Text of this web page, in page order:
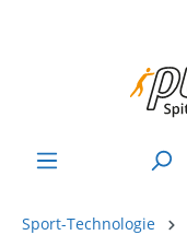
Sport-Technologie